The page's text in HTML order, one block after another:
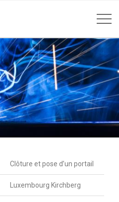
Clôture et pose d’un portail
Luxembourg Kirchberg